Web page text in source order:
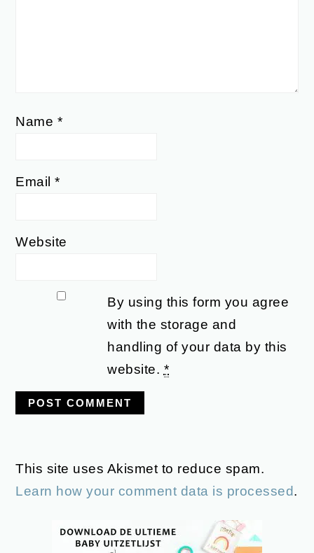
Name *
Email*
Website
By using this form you agree
with the storage and
handling of your data by this
website. *
This site uses Akismet to reduce spam.
Learn how your comment data is processed.
SIDEBAR